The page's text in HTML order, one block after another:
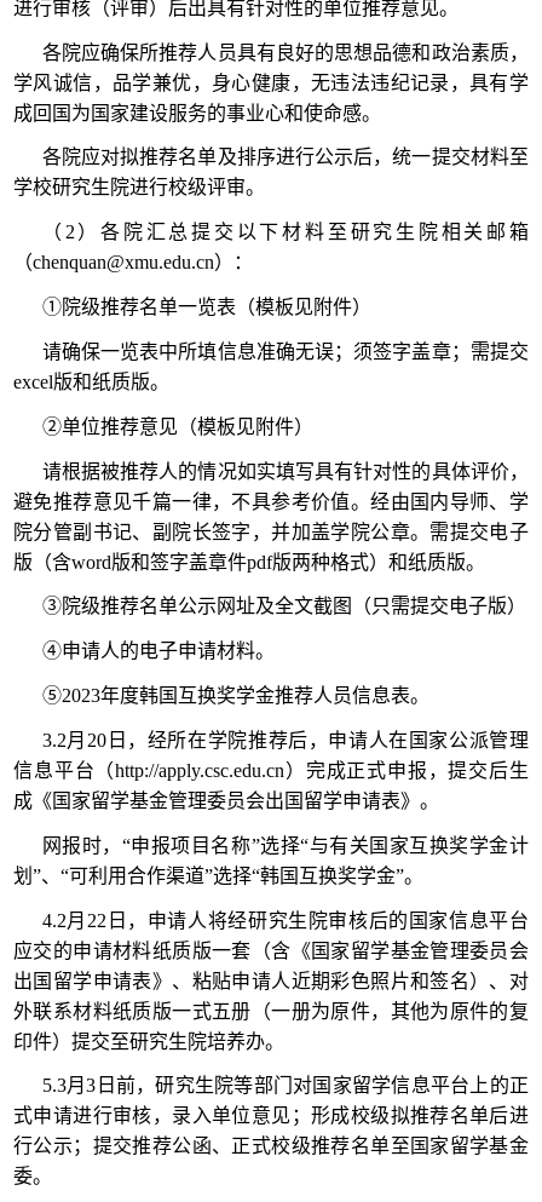
进行审核（评审）后出具有针对性的单位推荐意见。
各院应确保所推荐人员具有良好的思想品德和政治素质，
学风诚信，品学兼优，身心健康，无违法违纪记录，具有学
成回国为国家建设服务的事业心和使命感。
各院应对拟推荐名单及排序进行公示后，统一提交材料至
学校研究生院进行校级评审。
（2）各院汇总提交以下材料至研究生院相关邮箱
（chenquan@xmu.edu.cn）：
①院级推荐名单一览表（模板见附件）
请确保一览表中所填信息准确无误；须签字盖章；需提交
excel版和纸质版。
②单位推荐意见（模板见附件）
请根据被推荐人的情况如实填写具有针对性的具体评价，
避免推荐意见千篇一律，不具参考价值。经由国内导师、学
院分管副书记、副院长签字，并加盖学院公章。需提交电子
版（含word版和签字盖章件pdf版两种格式）和纸质版。
③院级推荐名单公示网址及全文截图（只需提交电子版）
④申请人的电子申请材料。
⑤2023年度韩国互换奖学金推荐人员信息表。
3.2月20日，经所在学院推荐后，申请人在国家公派管理
信息平台（http://apply.csc.edu.cn）完成正式申报，提交后生
成《国家留学基金管理委员会出国留学申请表》。
网报时，“申报项目名称”选择“与有关国家互换奖学金计
划”、“可利用合作渠道”选择“韩国互换奖学金”。
4.2月22日，申请人将经研究生院审核后的国家信息平台
应交的申请材料纸质版一套（含《国家留学基金管理委员会
出国留学申请表》、粘贴申请人近期彩色照片和签名）、对
外联系材料纸质版一式五册（一册为原件，其他为原件的复
印件）提交至研究生院培养办。
5.3月3日前，研究生院等部门对国家留学信息平台上的正
式申请进行审核，录入单位意见；形成校级拟推荐名单后进
行公示；提交推荐公函、正式校级推荐名单至国家留学基金
委。